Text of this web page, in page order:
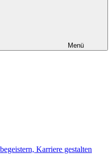
Menü
Karriere gestalten